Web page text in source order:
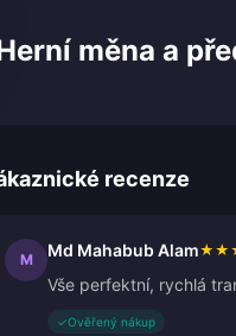
měna a
recenze
M Md Mahabub Alam★ ★
Vše perfektní, rychlá
✓Ověřený nákup